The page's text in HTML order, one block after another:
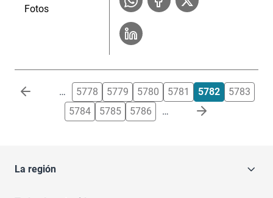
Fotos
Paginación … 5778 5779 5780 5781 5782
5783
5784
5785 5786 …
La región